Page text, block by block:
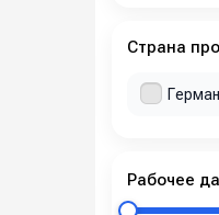
Страна